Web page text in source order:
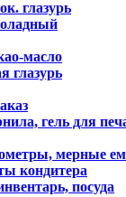
глазурь
масло
глазурь
гель для
мерные
кондитера
посуда